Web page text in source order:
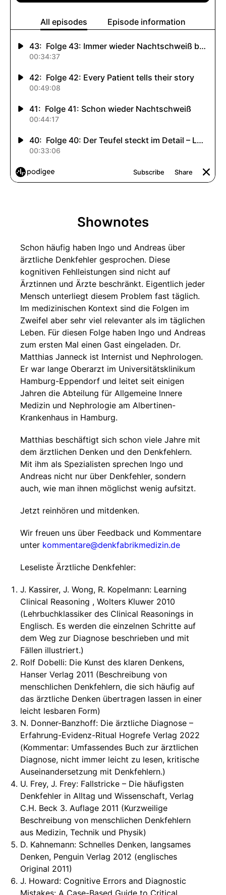
Shownotes
Schon häufig haben Ingo und Andreas über
ärztliche Denkfehler gesprochen. Diese
kognitiven Fehlleistungen sind nicht auf
Ärztinnen und Ärzte beschränkt. Eigentlich jeder
Mensch unterliegt diesem Problem fast täglich.
Im medizinischen Kontext sind die Folgen im
Zweifel aber sehr viel relevanter als im täglichen
Leben. Für diesen Folge haben Ingo und Andreas
zum ersten Mal einen Gast eingeladen. Dr.
Matthias Janneck ist Internist und Nephrologen.
Er war lange Oberarzt im Universitätsklinikum
Hamburg-Eppendorf und leitet seit einigen
Jahren die Abteilung für Allgemeine Innere
Medizin und Nephrologie am Albertinen-
Krankenhaus in Hamburg.
Matthias beschäftigt sich schon viele Jahre mit
dem ärztlichen Denken und den Denkfehlern.
Mit ihm als Spezialisten sprechen Ingo und
Andreas nicht nur über Denkfehler, sondern
auch, wie man ihnen möglichst wenig aufsitzt.
Jetzt reinhören und mitdenken.
Wir freuen uns über Feedback und Kommentare
unter kommentare@denkfabrikmedizin.de
Leseliste Ärztliche Denkfehler:
J. Kassirer, J. Wong, R. Kopelmann: Learning
Clinical Reasoning , Wolters Kluwer 2010
(Lehrbuchklassiker des Clinical Reasonings in
Englisch. Es werden die einzelnen Schritte auf
dem Weg zur Diagnose beschrieben und mit
Fällen illustriert.)
Rolf Dobelli: Die Kunst des klaren Denkens,
Hanser Verlag 2011 (Beschreibung von
menschlichen Denkfehlern, die sich häufig auf
das ärztliche Denken übertragen lassen in einer
leicht lesbaren Form)
N. Donner-Banzhoff: Die ärztliche Diagnose –
Erfahrung-Evidenz-Ritual Hogrefe Verlag 2022
(Kommentar: Umfassendes Buch zur ärztlichen
Diagnose, nicht immer leicht zu lesen, kritische
Auseinandersetzung mit Denkfehlern.)
U. Frey, J. Frey: Fallstricke – Die häufigsten
Denkfehler in Alltag und Wissenschaft, Verlag
C.H. Beck 3. Auflage 2011 (Kurzweilige
Beschreibung von menschlichen Denkfehlern
aus Medizin, Technik und Physik)
D. Kahnemann: Schnelles Denken, langsames
Denken, Penguin Verlag 2012 (englisches
Original 2011)
J. Howard: Cognitive Errors and Diagnostic
Mistakes: A Case-Based Guide to Critical